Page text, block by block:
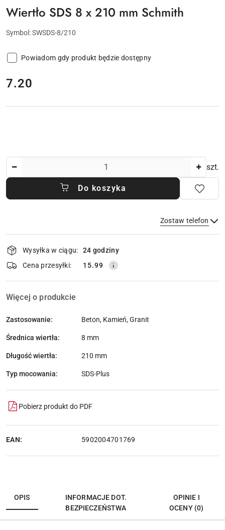
Wiertło SDS 8 x 210 mm Schmith
Symbol:SWSDS-8/210
Powiadom gdy produkt będzie dostępny
cena:
7.20
szt.
Do koszyka
Zostaw telefon
Wyślij
Dostępność
i
dostawa
Wysyłka w ciągu:
24 godziny
Cena przesyłki:
15.99
Więcej o produkcie
Zastosowanie: Beton, Kamień, Granit
Średnica wiertła: 8 mm
Długość wiertła: 210 mm
Typ mocowania: SDS-Plus
Pobierz produkt do PDF
EAN: 5902004701769
OPIS
INFORMACJE DOT.
BEZPIECZEŃSTWA
OPINIE I
OCENY (0)